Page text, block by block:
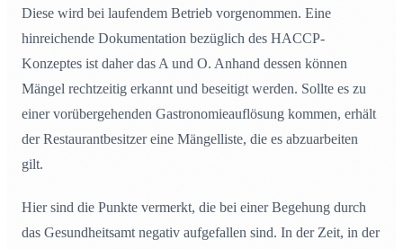
Diese wird bei laufendem Betrieb vorgenommen. Eine
hinreichende Dokumentation bezüglich des HACCP-
Konzeptes ist daher das A und O. Anhand dessen können
Mängel rechtzeitig erkannt und beseitigt werden. Sollte es zu
einer vorübergehenden Gastronomieauflösung kommen, erhält
der Restaurantbesitzer eine Mängelliste, die es abzuarbeiten
gilt.
Hier sind die Punkte vermerkt, die bei einer Begehung durch
das Gesundheitsamt negativ aufgefallen sind. In der Zeit, in der